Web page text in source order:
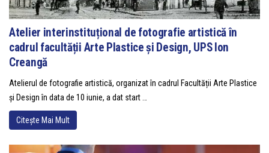
Atelier interinstituțional de fotografie artistică în
cadrul facultății Arte Plastice și Design, UPS Ion
Creangă
Atelierul de fotografie artistică, organizat în cadrul Facultății Arte Plastice
și Design în data de 10 iunie, a dat start …
Citește Mai Mult